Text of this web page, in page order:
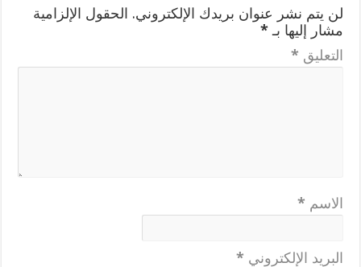
لن يتم نشر عنوان بريدك الإلكتروني. الحقول الإلزامية
مشار إليها بـ*
التعليق *
الاسم *
البريد الإلكتروني *